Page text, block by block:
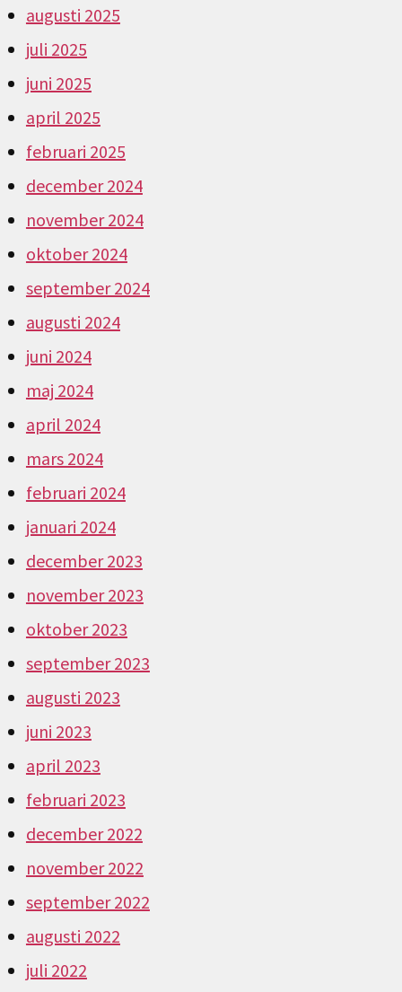
augusti 2025
juli 2025
juni 2025
april 2025
februari 2025
december 2024
november 2024
oktober 2024
september 2024
augusti 2024
juni 2024
maj 2024
april 2024
mars 2024
februari 2024
januari 2024
december 2023
november 2023
oktober 2023
september 2023
augusti 2023
juni 2023
april 2023
februari 2023
december 2022
november 2022
september 2022
augusti 2022
juli 2022